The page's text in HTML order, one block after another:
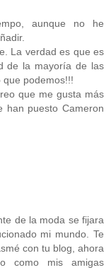
aunque no he
La verdad es que es
de la mayoría de las
podemos!!!
que me gusta más
han puesto Cameron
de la moda se fijara
mi mundo. Te
con tu blog, ahora
como mis amigas